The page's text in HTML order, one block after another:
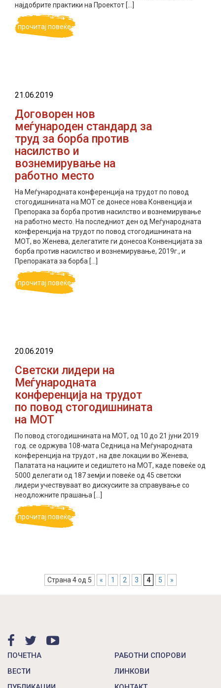
најдобрите практики на Проектот […]
прочитај повеќе
21.06.2019
Договорен нов
меѓународен стандард за
труд за борба против
насилство и
вознемирување на
работно место
На Меѓународната конференција на трудот по повод
стогодишнината на МОТ се донесе нова Конвенција и
Препорака за борба против насилство и вознемирување
на работно место. На последниот ден од Меѓународната
конференција на трудот по повод стогодишнината на
МОТ, во Женева, делегатите ги донесоа Конвенцијата за
борба против насилство и вознемирување, 2019г., и
Препораката за борба […]
прочитај повеќе
20.06.2019
Светски лидери на
Меѓународната
конференција на трудот
по повод стогодишнината
на МОТ
По повод стогодишнината на МОТ, од 10 до 21 јуни 2019
год. се одржува 108-мата Cедница на Меѓународната
конференција на трудот , на две локации во Женева,
Палатата на нациите и седиштето на МОТ, каде повеќе од
5000 делегати од 187 земји и повеќе од 45 светски
лидери учествуваат во дискусиите за справување со
неодложните прашања […]
прочитај повеќе
Страна 4 од 5 « 1 2 3 4 5 »
ПОЧЕТНА
ВЕСТИ
РАБОТНИ СПОРОВИ
ЛИНКОВИ